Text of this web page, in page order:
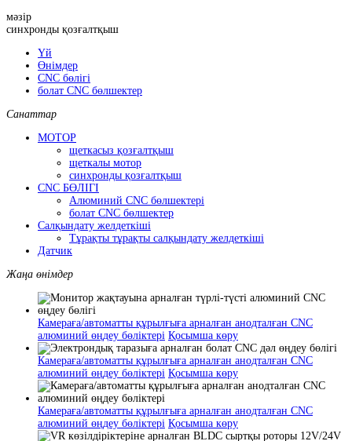
мәзір
синхронды қозғалтқыш
Үй
Өнімдер
CNC бөлігі
болат CNC бөлшектер
Санаттар
МОТОР
щеткасыз қозғалтқыш
щеткалы мотор
синхронды қозғалтқыш
CNC БӨЛІГІ
Алюминий CNC бөлшектері
болат CNC бөлшектер
Салқындату желдеткіші
Тұрақты тұрақты салқындату желдеткіші
Датчик
Жаңа өнімдер
Камераға/автоматты құрылғыға арналған анодталған CNC
алюминий өңдеу бөліктері Қосымша көру
Камераға/автоматты құрылғыға арналған анодталған CNC
алюминий өңдеу бөліктері Қосымша көру
Камераға/автоматты құрылғыға арналған анодталған CNC
алюминий өңдеу бөліктері Қосымша көру